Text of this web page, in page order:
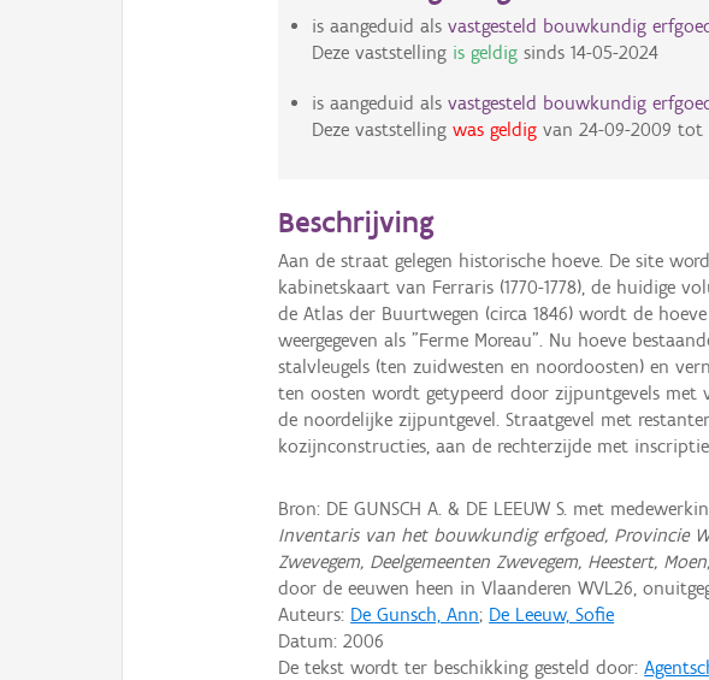
is aangeduid als vastgesteld bouwkundig
Deze vaststelling is geldigsinds 14-05-2024
is aangeduid als vastgesteld bouwkundig
Deze vaststelling was geldigvan 24-09-2009 tot
Beschrijving
Aan de straat gelegen historische hoeve. De site
kabinetskaart van Ferraris (1770-1778), de huidige
de Atlas der Buurtwegen (circa 1846) wordt de
weergegeven als "Ferme Moreau". Nu hoeve
stalvleugels (ten zuidwesten en noordoosten) en
ten oosten wordt getypeerd door zijpuntgevels met
de noordelijke zijpuntgevel. Straatgevel met
kozijnconstructies, aan de rechterzijde met inscriptie
Bron: DE GUNSCH A. & DE LEEUW S. met
Inventaris van het bouwkundig erfgoed, Provincie
Zwevegem, Deelgemeenten Zwevegem, Heestert,
door de eeuwen heen in Vlaanderen WVL26,
Auteurs: De Gunsch, Ann; De Leeuw, Sofie
Datum:2006
De tekst wordt ter beschikking gesteld door: